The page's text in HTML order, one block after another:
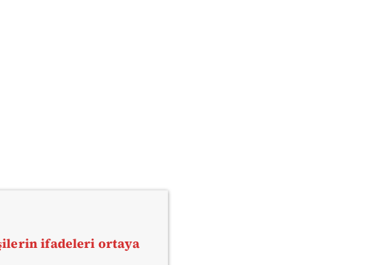
ifadeleri ortaya